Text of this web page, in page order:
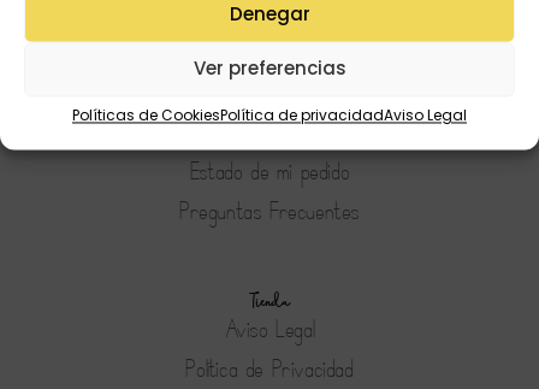
Denegar
Ver preferencias
Políticas de CookiesPolítica de privacidadAviso Legal
Mi Cuenta
Lista de deseos
Descargas
Estado de mi pedido
Preguntas Frecuentes
Tienda
Aviso Legal
Política de Privacidad